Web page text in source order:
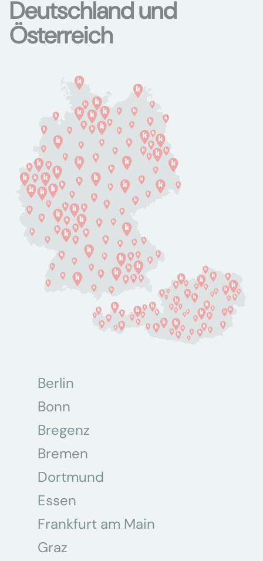
Deutschland und
Österreich
Berlin
Bonn
Bregenz
Bremen
Dortmund
Essen
Frankfurt am Main
Graz